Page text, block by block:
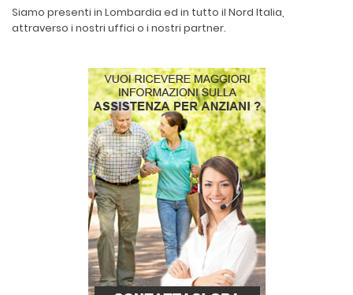
Siamo presenti in Lombardia ed in tutto il Nord Italia,
attraverso i nostri uffici o i nostri partner.